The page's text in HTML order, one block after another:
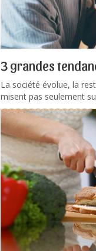
3 grandes
La société évolue, la
misent pas seulement